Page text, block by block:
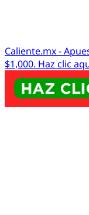
Caliente.mx -
$1,000. Haz clic